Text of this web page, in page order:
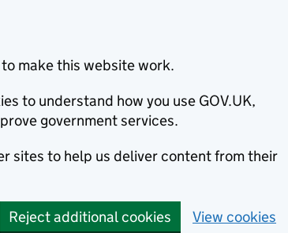
make this website work.
to understand how you use GOV.UK,
government services.
sites to help us deliver content from their
Reject additional cookies View cookies